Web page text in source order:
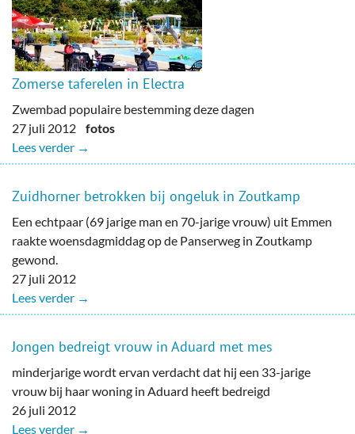
Zomerse taferelen in Electra
Zwembad populaire bestemming deze dagen
27 juli 2012 fotos
Lees verder →
Zuidhorner betrokken bij ongeluk in Zoutkamp
Een echtpaar (69 jarige man en 70-jarige vrouw) uit Emmen
raakte woensdagmiddag op de Panserweg in Zoutkamp
gewond.
27 juli 2012
Lees verder →
Jongen bedreigt vrouw in Aduard met mes
minderjarige wordt ervan verdacht dat hij een 33-jarige
vrouw bij haar woning in Aduard heeft bedreigd
26 juli 2012
Lees verder →